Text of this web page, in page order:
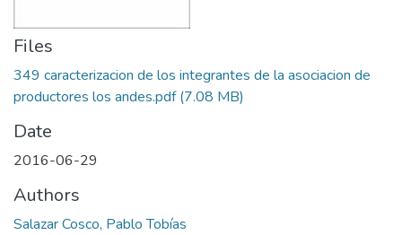
Files
349 caracterizacion de los integrantes de la asociacion de
productores los andes.pdf(7.08 MB)
Date
2016-06-29
Authors
Salazar Cosco, Pablo Tobías